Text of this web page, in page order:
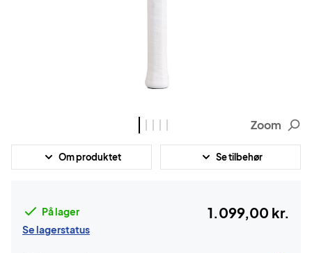
Zoom
Om produktet Se tilbehør
På lager
Se lagerstatus
1.099,00 kr.